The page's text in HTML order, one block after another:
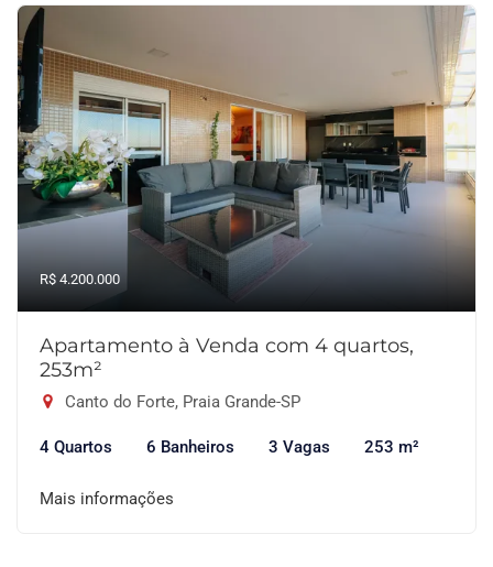
R$ 4.200.000
Apartamento à Venda com 4 quartos,
253m²
Canto do Forte, Praia Grande-SP
4 Quartos 6 Banheiros 3 Vagas 253 m²
Mais informações